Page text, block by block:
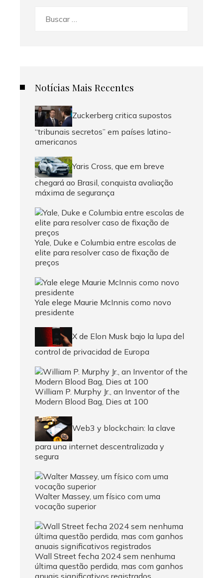
Notícias Mais Recentes
Zuckerberg critica supostos
“tribunais secretos” em países latino-
americanos
Yaris Cross, que em breve
chegará ao Brasil, conquista avaliação
máxima de segurança
Yale, Duke e Columbia entre escolas de
elite para resolver caso de fixação de
preços
Yale elege Maurie McInnis como novo
presidente
X de Elon Musk bajo la lupa del
control de privacidad de Europa
William P. Murphy Jr., an Inventor of the
Modern Blood Bag, Dies at 100
Web3 y blockchain: la clave
para una internet descentralizada y
segura
Walter Massey, um físico com uma
vocação superior
Wall Street fecha 2024 sem nenhuma
última questão perdida, mas com ganhos